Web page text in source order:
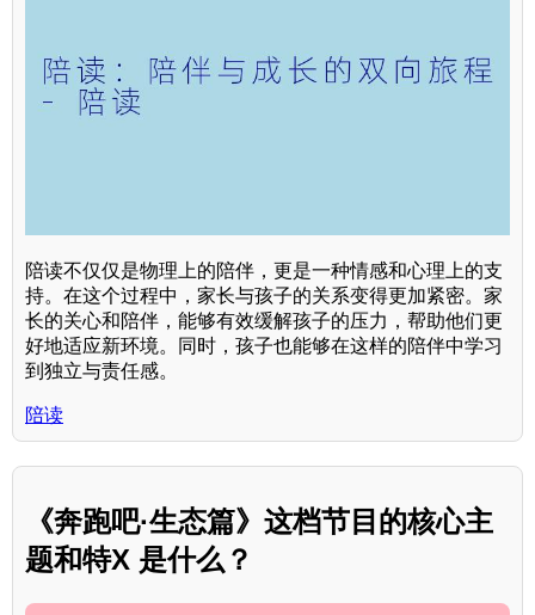
陪读不仅仅是物理上的陪伴，更是一种情感和心理上的支
持。在这个过程中，家长与孩子的关系变得更加紧密。家
长的关心和陪伴，能够有效缓解孩子的压力，帮助他们更
好地适应新环境。同时，孩子也能够在这样的陪伴中学习
到独立与责任感。
陪读
《奔跑吧·生态篇》这档节目的核心主
题和特X 是什么？